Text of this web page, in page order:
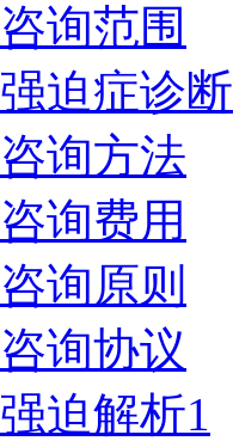
咨询范围
强迫症诊断
咨询方法
咨询费用
咨询原则
咨询协议
强迫解析1